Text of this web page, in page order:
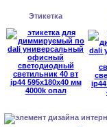
Этикетка